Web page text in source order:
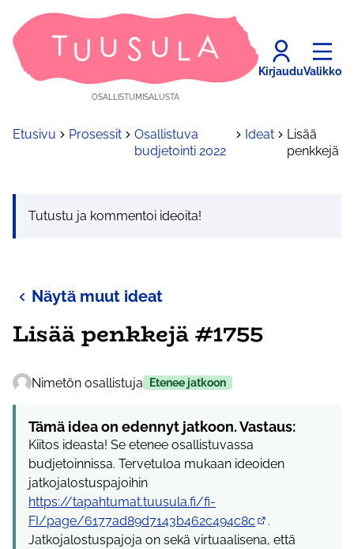
OSALLISTUMISALUSTA
KirjauduValikko
Etusivu Prosessit
Osallistuva
budjetointi 2022
Ideat
Lisää
penkkejä
Tutustu ja kommentoi ideoita!
Näytä muut ideat
Lisää penkkejä #1755
Nimetön osallistuja Etenee jatkoon
Tämä idea on edennyt jatkoon. Vastaus:
Kiitos ideasta! Se etenee osallistuvassa
budjetoinnissa. Tervetuloa mukaan ideoiden
jatkojalostuspajoihin
https://tapahtumat.tuusula.fi/fi-
FI/page/6177ad89d7143b462c494c8c
(Ulkoinen linkki)
.
Jatkojalostuspajoja on sekä virtuaalisena, että